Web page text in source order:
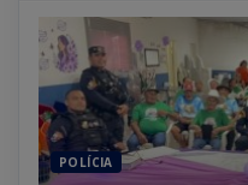
POLÍCIA